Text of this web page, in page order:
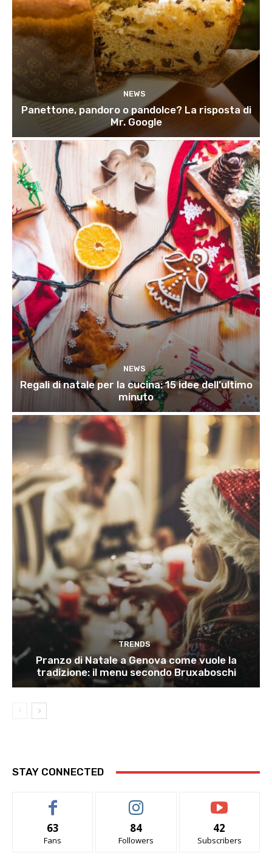
NEWS
Panettone, pandoro o pandolce? La risposta di
Mr. Google
NEWS
Regali di natale per la cucina: 15 idee dell’ultimo
minuto
TRENDS
Pranzo di Natale a Genova come vuole la
tradizione: il menu secondo Bruxaboschi
STAY CONNECTED
63
Fans
84
Followers
42
Subscribers